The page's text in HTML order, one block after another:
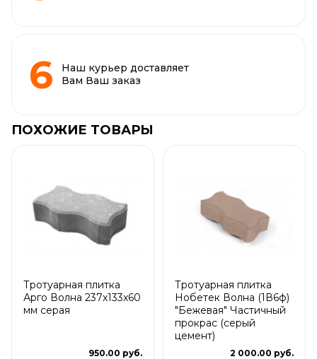
Наш курьер доставляет
Вам Ваш заказ
ПОХОЖИЕ ТОВАРЫ
Тротуарная плитка
Арго Волна 237x133x60
мм серая
950.00 руб.
Тротуарная плитка
Нобетек Волна (1В6ф)
"Бежевая" Частичный
прокрас (серый
цемент)
2 000.00 руб.